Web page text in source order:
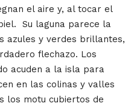
el aire y, al tocar el
Su laguna parece la
azules y verdes brillantes,
flechazo. Los
acuden a la isla para
en las colinas y valles
los motu cubiertos de